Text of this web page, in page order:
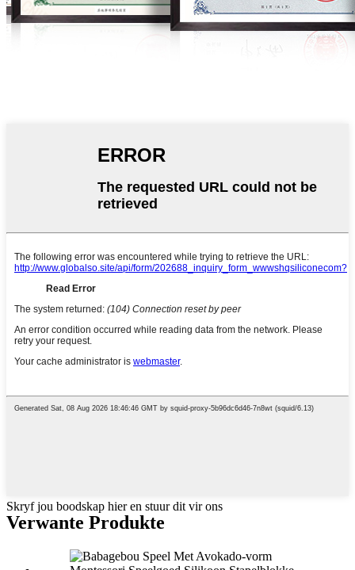
Skryf jou boodskap hier en stuur dit vir ons
Verwante Produkte